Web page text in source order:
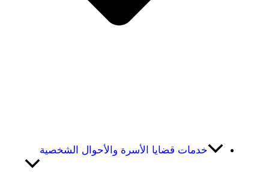
خدمات قضايا الأسرة والأحوال الشخصية